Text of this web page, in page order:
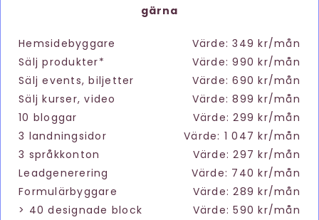
gärna
Hemsidebyggare
Sälj produkter*
Sälj events, biljetter
Sälj kurser, video
10 bloggar
3 landningsidor
3 språkkonton
Leadgenerering
Formulärbyggare
> 40 designade block
Värde: 349 kr/mån
Värde: 990 kr/mån
Värde: 690 kr/mån
Värde: 899 kr/mån
Värde: 299 kr/mån
Värde: 1 047 kr/mån
Värde: 297 kr/mån
Värde: 740 kr/mån
Värde: 289 kr/mån
Värde: 590 kr/mån